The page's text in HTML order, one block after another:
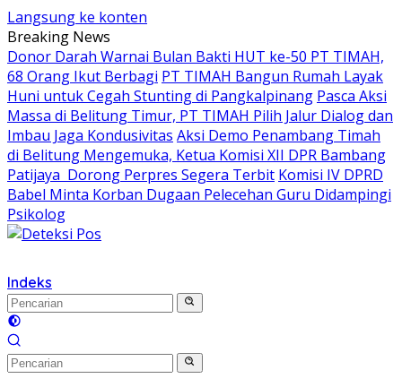
Langsung ke konten
Breaking News
Donor Darah Warnai Bulan Bakti HUT ke-50 PT TIMAH,
68 Orang Ikut Berbagi PT TIMAH Bangun Rumah Layak
Huni untuk Cegah Stunting di Pangkalpinang Pasca Aksi
Massa di Belitung Timur, PT TIMAH Pilih Jalur Dialog dan
Imbau Jaga Kondusivitas Aksi Demo Penambang Timah
di Belitung Mengemuka, Ketua Komisi XII DPR Bambang
Patijaya Dorong Perpres Segera Terbit Komisi IV DPRD
Babel Minta Korban Dugaan Pelecehan Guru Didampingi
Psikolog
Indeks